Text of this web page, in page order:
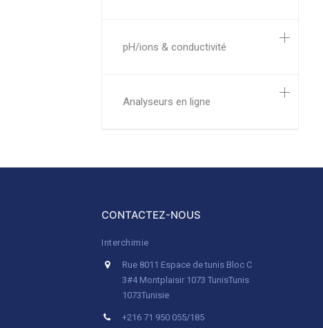
pH/ions & conductivité
Analyseurs en ligne
CONTACTEZ-NOUS
Interchimie
Rue 8011 Espace de tunis Bloc C
3#4 Montplaisir 1073 TunisTunis
1073Tunisie
+216 71 950 055/185